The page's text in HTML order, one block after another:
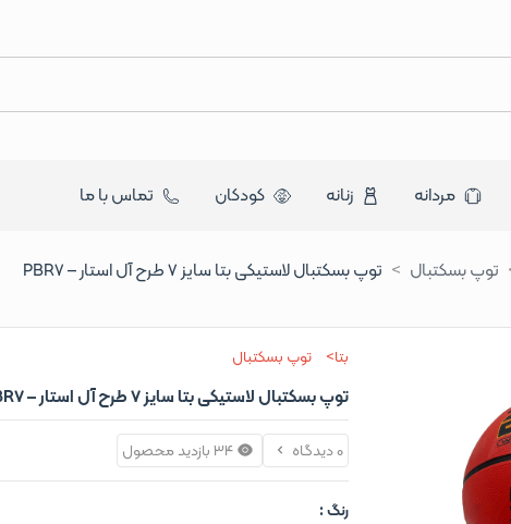
مردانه زنانه کودکان تماس با ما
توپ بسکتبال توپ بسکتبال لاستیکی بتا سایز 7 طرح آل استار – PBR7
بتا توپ بسکتبال
توپ بسکتبال لاستیکی بتا سایز 7 طرح آل استار – PBR7
0 دیدگاه 34 بازدید محصول
رنگ :